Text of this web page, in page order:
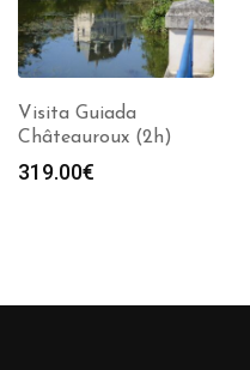
Visita Guiada
Châteauroux (2h)
319.00€